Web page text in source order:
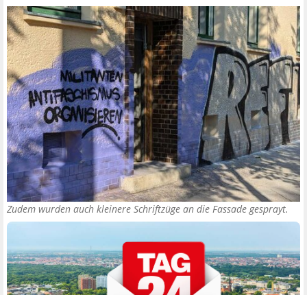
Zudem wurden auch kleinere Schriftzüge an die Fassade gesprayt.